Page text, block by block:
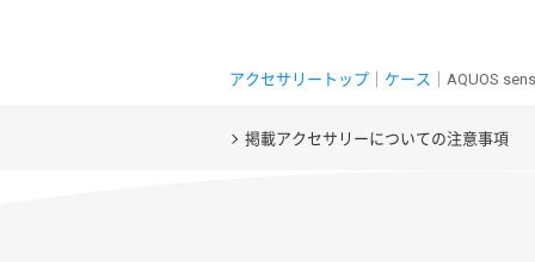
アクセサリートップ ケース ｜AQUOS
掲載アクセサリーについての注意事項